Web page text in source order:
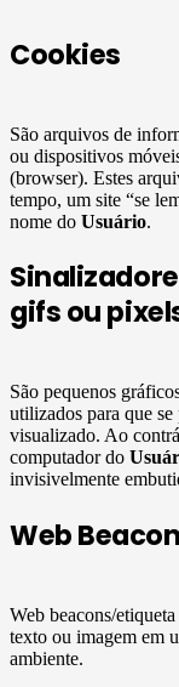
Cookies
São arquivos de
ou dispositivos
(browser). Estes
tempo, um site “se
nome do Usuário.
gifs ou
São pequenos
utilizados para que se
visualizado. Ao
computador do
invisivelmente
Web
Web beacons/
texto ou imagem em
ambiente.